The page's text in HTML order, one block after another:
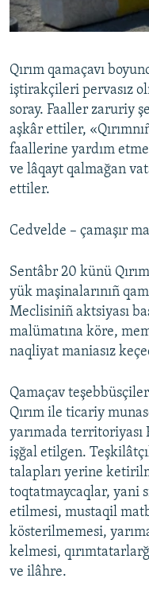
Українською
RFE/RS bütün
Qırım qamaçavı
iştirakçileri pervasız
soray. Faaller zaruriy
aşkâr ettiler,
faallerine yardım
ve lâqayt qalmağan
ettiler.
Cedvelde – çamaşır
Sentâbr 20 künü
yük maşinalarınıñ
Meclisiniñ aktsiyası
malümatına köre,
naqliyat maniasız
Qamaçav
Qırım ile ticariy
yarımada territoriyası
işğal etilgen.
talapları yerine
toqtatmaycaqlar, yani
etilmesi, mustaqil
kösterilmemesi,
kelmesi,
ve ilâhre.